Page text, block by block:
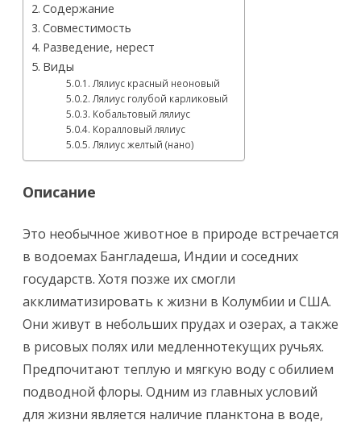
Содержание
Совместимость
Разведение, нерест
Виды
Лялиус красный неоновый
Лялиус голубой карликовый
Кобальтовый лялиус
Коралловый лялиус
Лялиус желтый (нано)
Описание
Это необычное животное в природе встречается
в водоемах Бангладеша, Индии и соседних
государств. Хотя позже их смогли
акклиматизировать к жизни в Колумбии и США.
Они живут в небольших прудах и озерах, а также
в рисовых полях или медленнотекущих ручьях.
Предпочитают теплую и мягкую воду с обилием
подводной флоры. Одним из главных условий
для жизни является наличие планктона в воде,